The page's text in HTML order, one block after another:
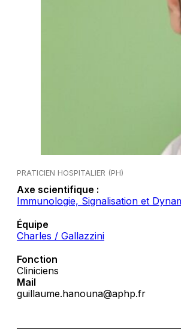
PRATICIEN HOSPITALIER (PH)
Axe scientifique :
Immunologie, Signalisation et
Équipe
Charles / Gallazzini
Fonction
Cliniciens
Mail
guillaume.hanouna@aphp.fr